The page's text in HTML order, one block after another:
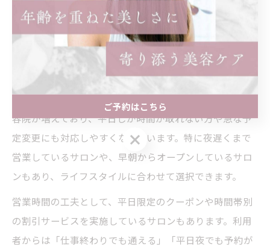
徒歩圏内や駐車場付きのサロンが重宝されます。
美容院選びで重視したい営業時間の工夫
美容院を選ぶ際、営業時間の柔軟さは見逃せないポイン
トです。昭和区では、月曜日や火曜日も営業している美
容院が増えており、平日しか時間が取れない方や急な予
定変更にも対応しやすくなっています。特に夜遅くまで
営業しているサロンや、早朝からオープンしているサロ
ンもあり、ライフスタイルに合わせて選択できます。
営業時間の工夫として、平日限定のクーポンや時間帯別
の割引サービスを実施しているサロンもあります。利用
者からは「仕事終わりでも通える」「平日夜でも予約が
ご予約はこちら
ご予約はこちら